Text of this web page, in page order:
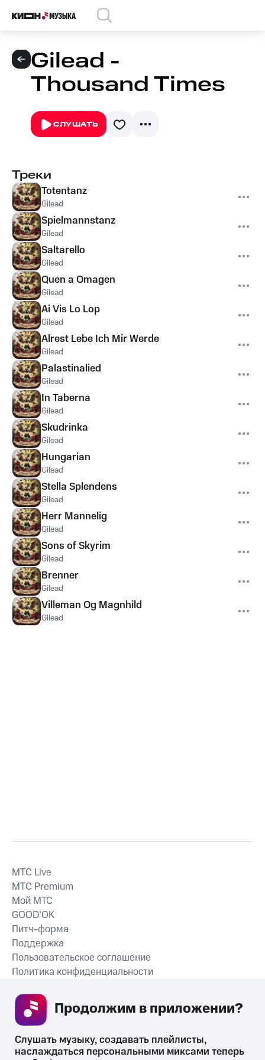
Gilead -
Thousand Times
СЛУШАТЬ
Треки
Totentanz
Gilead
Spielmannstanz
Gilead
Saltarello
Gilead
Quen a Omagen
Gilead
Ai Vis Lo Lop
Gilead
Alrest Lebe Ich Mir Werde
Gilead
Palastinalied
Gilead
In Taberna
Gilead
Skudrinka
Gilead
Hungarian
Gilead
Stella Splendens
Gilead
Herr Mannelig
Gilead
Sons of Skyrim
Gilead
Brenner
Gilead
Villeman Og Magnhild
Gilead
СКАЧАТЬ ПРИЛОЖЕНИЕ
MTС Live
MTС Premium
Мой МТС
GOOD’OK
Питч-форма
Поддержка
Пользовательское соглашение
Политика конфиденциальности
Слушать музыку, создавать плейлисты,
наслаждаться персональными миксами теперь